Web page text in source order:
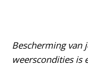
Bescherming van
weerscondities is